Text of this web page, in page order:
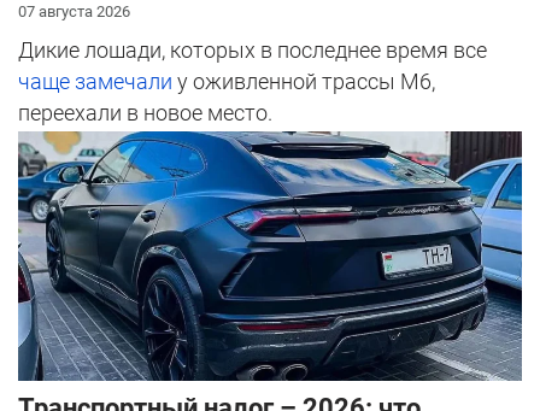
07 августа 2026
Дикие лошади, которых в последнее время все
чаще замечали у оживленной трассы М6,
переехали в новое место.